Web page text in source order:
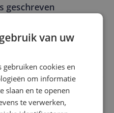
geschreven
wil je graag je mening
het schrijven van je
duurt het schrijven
de 3 en 10 minuten.
bezoekers een betere
maand kans op
van uw
gebruiken cookies en
om informatie
slaan en te openen
te verwerken,